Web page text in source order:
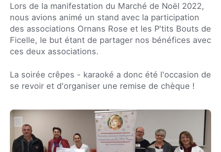
Lors de la manifestation du Marché de Noël 2022,
nous avions animé un stand avec la participation
des associations Ornans Rose et les P'tits Bouts de
Ficelle, le but étant de partager nos bénéfices avec
ces deux associations.
La soirée crêpes - karaoké a donc été l'occasion de
se revoir et d'organiser une remise de chèque !